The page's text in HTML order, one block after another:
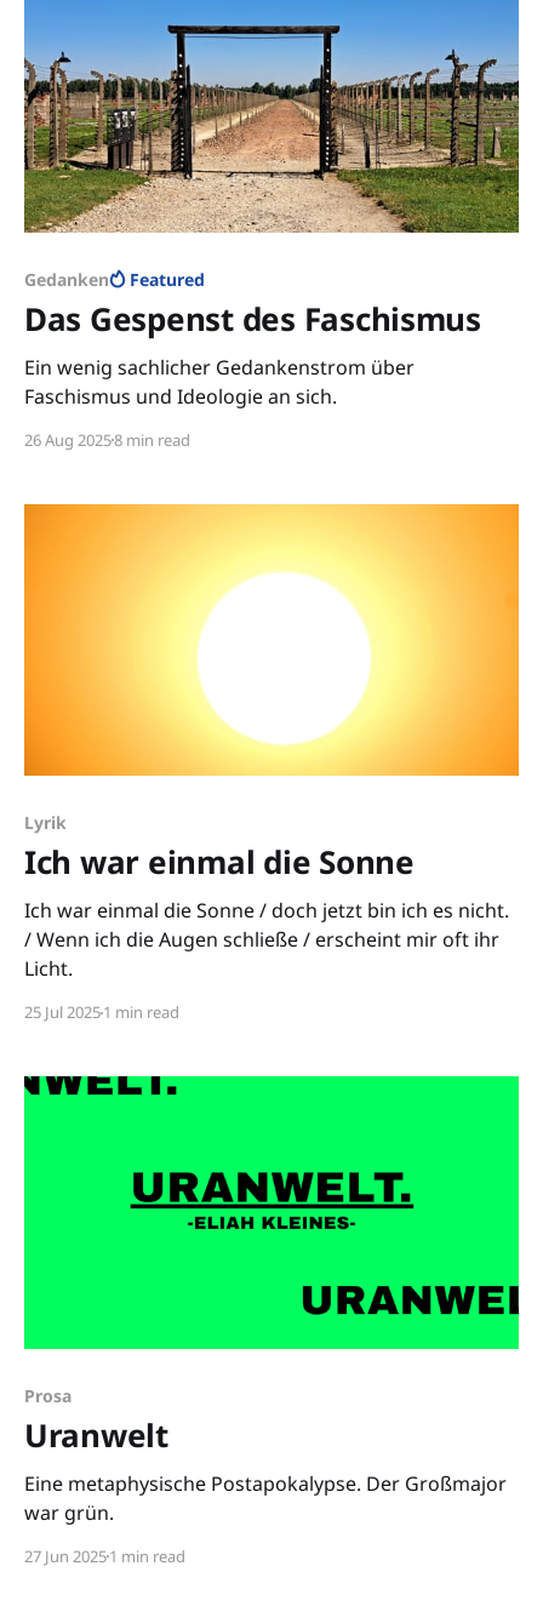
Gedanken Featured
Das Gespenst des Faschismus
Ein wenig sachlicher Gedankenstrom über
Faschismus und Ideologie an sich.
26 Aug 20258 min read
Lyrik
Ich war einmal die Sonne
Ich war einmal die Sonne / doch jetzt bin ich es nicht.
/ Wenn ich die Augen schließe / erscheint mir oft ihr
Licht.
25 Jul 20251 min read
Prosa
Uranwelt
Eine metaphysische Postapokalypse. Der Großmajor
war grün.
27 Jun 20251 min read